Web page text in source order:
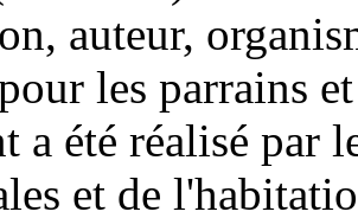
auteur,
les parrains
a été réalisé par
et de